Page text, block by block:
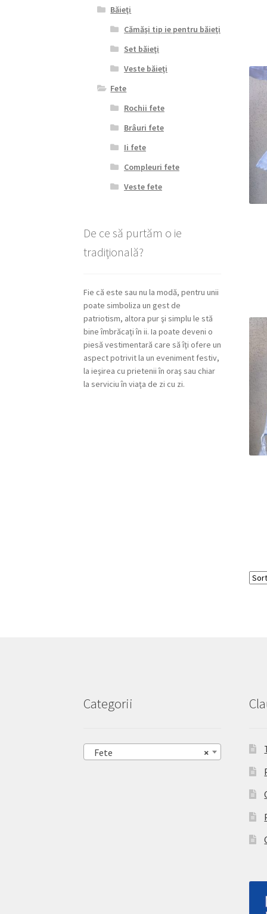
Băieţi
Cămăşi tip ie pentru băieţi
Set băieţi
Veste băieţi
Fete
Rochii fete
Brâuri fete
Ii fete
Compleuri fete
Veste fete
De ce să purtăm o ie
tradiţională?
Fie că este sau nu la modă, pentru unii
poate simboliza un gest de
patriotism, altora pur şi simplu le stă
bine îmbrăcaţi în ii. Ia poate deveni o
piesă vestimentară care să îţi ofere un
aspect potrivit la un eveniment festiv,
la ieşirea cu prietenii în oraş sau chiar
la serviciu în viaţa de zi cu zi.
Categorii
×
Fete